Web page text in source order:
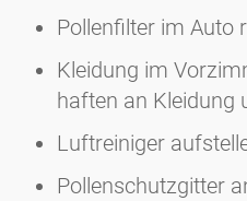
Pollenfilter im Auto
Kleidung im
haften an Kleidung
Luftreiniger
Pollenschutzgitter